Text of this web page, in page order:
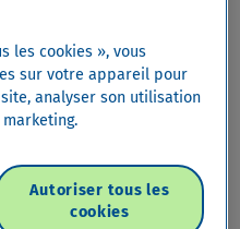
automatiquement après
même du lieu et du
votre moto. Quelle que
les cookies », vous
sur votre appareil pour
analyser son utilisation
Autoriser tous les
cookies